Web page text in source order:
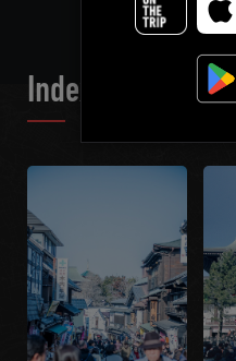
“成田山新勝寺之旅”。每逢正
的地方。如果有3小時空餘，
分地體驗日本風情也是值得的。
事實上，在成田機場有《成田
場步行至新勝寺，並且不收任
一切都是為了您換乘途中的短
步！
Index List